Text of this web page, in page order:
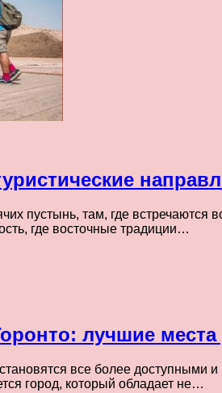
пустынь, там, где
где восточные традиции…
лучшие
все более
город, который обладает не…